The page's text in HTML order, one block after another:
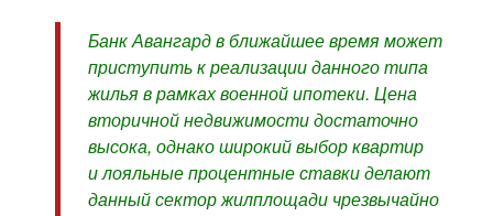
Банк Авангард в ближайшее время может
приступить к реализации данного типа
жилья в рамках военной ипотеки. Цена
вторичной недвижимости достаточно
высока, однако широкий выбор квартир
и лояльные процентные ставки делают
данный сектор жилплощади чрезвычайно